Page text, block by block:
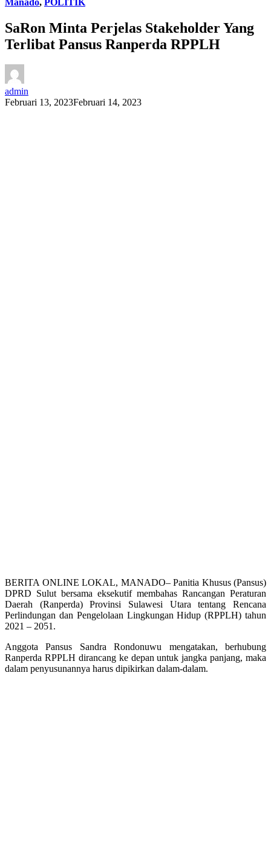
SaRon Minta Perjelas Stakeholder Yang
Terlibat Pansus Ranperda RPPLH
admin
Februari 13, 2023Februari 14, 2023
BERITA ONLINE LOKAL, MANADO– Panitia Khusus (Pansus)
DPRD Sulut bersama eksekutif membahas Rancangan Peraturan
Daerah (Ranperda) Provinsi Sulawesi Utara tentang Rencana
Perlindungan dan Pengelolaan Lingkungan Hidup (RPPLH) tahun
2021 – 2051.
Anggota Pansus Sandra Rondonuwu mengatakan, berhubung
Ranperda RPPLH dirancang ke depan untuk jangka panjang, maka
dalam penyusunannya harus dipikirkan dalam-dalam.